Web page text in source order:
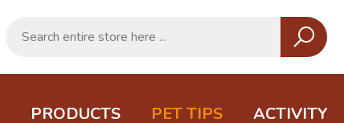
PRODUCTS PET TIPS ACTIVITY